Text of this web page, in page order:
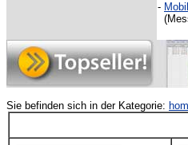
-
Sie befinden sich in der Kategorie: